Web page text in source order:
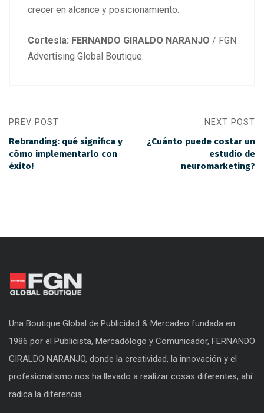
crecer en alcance y posicionamiento.
Cortesía: FERNANDO GIRALDO NARANJO / FGN
Advertising Global Boutique.
PREV POST
Rebranding: qué significa y
cómo implementarlo con
éxito!
NEXT POST
¿Cuánto puede costar un
estudio de
neuromarketing?
Una Boutique Global de Publicidad & Mercadeo fundada en
1986 por el Publicista, Mercadólogo y Comunicador, FERNANDO
GIRALDO NARANJO, donde la creatividad, la innovación y el
profesionalismo nos ha llevado a realizar cosas diferentes, ahí
radica la diferencia...